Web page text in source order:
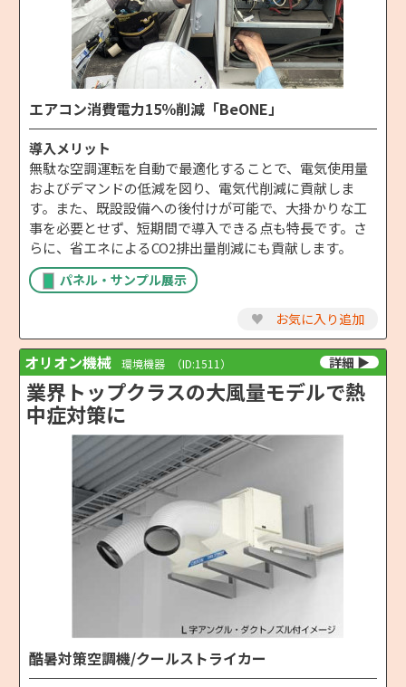
エアコン消費電力15％削減「BeONE」
導入メリット
無駄な空調運転を自動で最適化することで、電気使用量
およびデマンドの低減を図り、電気代削減に貢献しま
す。また、既設設備への後付けが可能で、大掛かりな工
事を必要とせず、短期間で導入できる点も特長です。さ
らに、省エネによるCO2排出量削減にも貢献します。
パネル・サンプル展示
♥ お気に入り追加
オリオン機械 環境機器 （ID:1511）
業界トップクラスの大風量モデルで熱
中症対策に
酷暑対策空調機/クールストライカー